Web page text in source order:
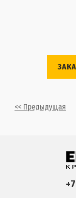
<< Предыдущая